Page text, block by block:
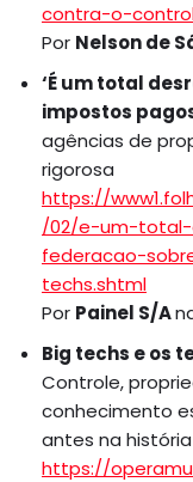
contra-o-
Por Nelson de
‘É um total
impostos
agências de
rigorosa
https://
/02/e-um-
federacao-
techs.shtml
Por Painel S/A
Big techs e os
Controle,
conhecimento
antes na história
https://